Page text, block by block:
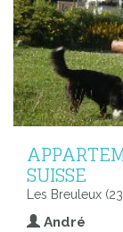
SUISSE
Les Breuleux
André